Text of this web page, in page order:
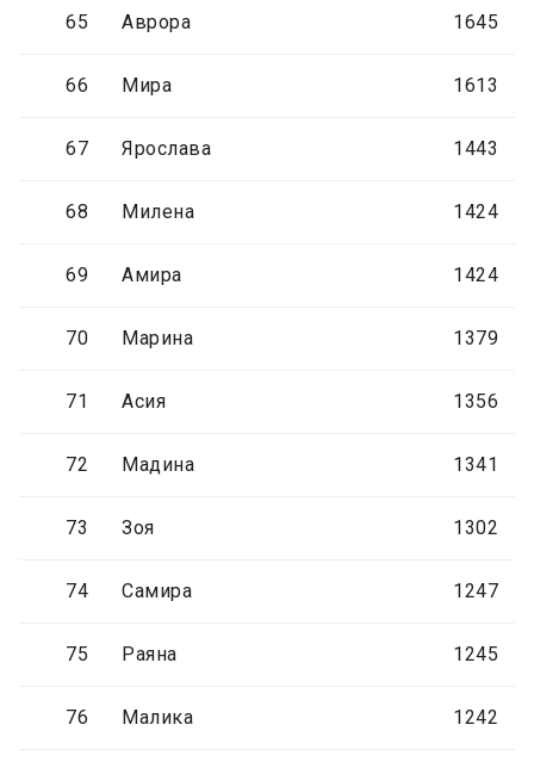
65 Аврора 1645
66 Мира 1613
67 Ярослава 1443
68 Милена 1424
69 Амира 1424
70 Марина 1379
71 Асия 1356
72 Мадина 1341
73 Зоя 1302
74 Самира 1247
75 Раяна 1245
76 Малика 1242